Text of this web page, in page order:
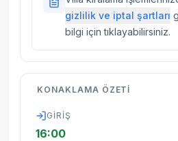
villalarımızda düzenli
yapılmaktadır. Buna
kelebek, böcek, sinek
dönemsel olarak altyapı
yapılabilmektedir. Bu
gizlilik ve iptal şartları
bilgi için tıklayabilirsiniz.
KONAKLAMA ÖZETI
GIRIŞ
16:00